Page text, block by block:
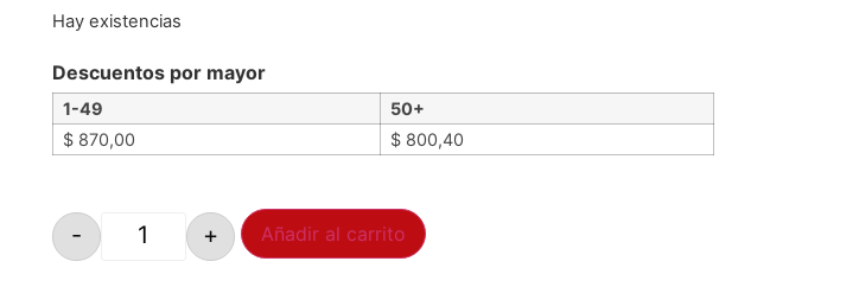
Hay existencias
Descuentos por mayor
1-49
50+
$870,00 $800,40
- + Añadir al carrito